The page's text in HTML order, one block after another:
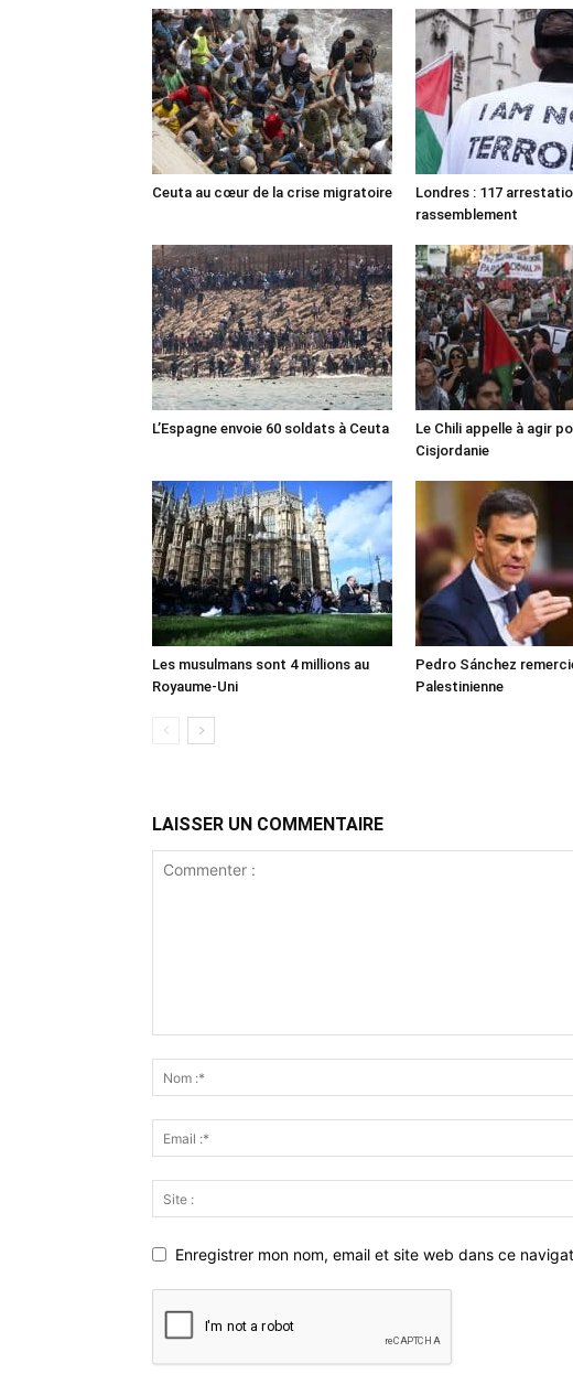
Ceuta au cœur de la crise migratoire
Londres : 117
rassemblement
L’Espagne envoie 60 soldats à Ceuta
Le Chili appelle à agir
Cisjordanie
Les musulmans sont 4 millions au
Royaume-Uni
Pedro Sánchez
Palestinienne
LAISSER UN COMMENTAIRE
Enregistrer mon nom, email et site web dans ce